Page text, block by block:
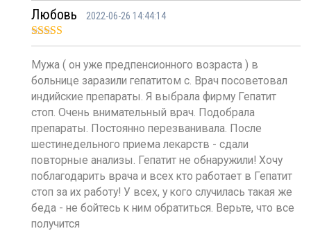
Любовь 2022-06-26 14:44:14
Оценка5из
Мужа ( он уже предпенсионного возраста ) в
больнице заразили гепатитом с. Врач посоветовал
индийские препараты. Я выбрала фирму Гепатит
стоп. Очень внимательный врач. Подобрала
препараты. Постоянно перезванивала. После
шестинедельного приема лекарств - сдали
повторные анализы. Гепатит не обнаружили! Хочу
поблагодарить врача и всех кто работает в Гепатит
стоп за их работу! У всех, у кого случилась такая же
беда - не бойтесь к ним обратиться. Верьте, что все
получится